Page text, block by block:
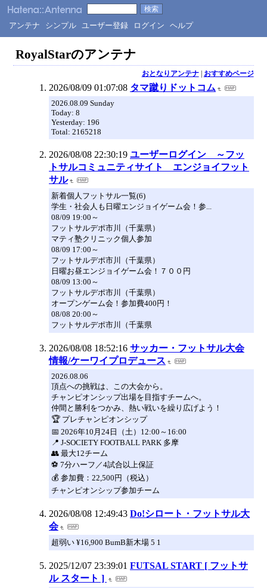
アンテナ シンプル ユーザー登録 ログイン ヘルプ
RoyalStarのアンテナ
おとなりアンテナ| おすすめページ
2026/08/09 01:07:08 タマ蹴りドットコム
2026.08.09 Sunday
Today: 8
Yesterday: 196
Total: 2165218
2026/08/08 22:30:19 ユーザーログイン ～フッ
トサルコミュニティサイト エンジョイフット
サル
新着個人フットサル一覧(6)
学生・社会人も日曜エンジョイゲーム会！参...
08/09 19:00～
フットサルデポ市川（千葉県）
マティ塾クリニック個人参加
08/09 17:00～
フットサルデポ市川（千葉県）
日曜お昼エンジョイゲーム会！７００円
08/09 13:00～
フットサルデポ市川（千葉県）
オープンゲーム会！参加費400円！
08/08 20:00～
フットサルデポ市川（千葉県
2026/08/08 18:52:16 サッカー・フットサル大会
情報/ケーワイプロデュース
2026.08.06
頂点への挑戦は、この大会から。
チャンピオンシップ出場を目指すチームへ。
仲間と勝利をつかみ、熱い戦いを繰り広げよう！
🏆 プレチャンピオンシップ
📅 2026年10月24日（土）12:00～16:00
📍 J-SOCIETY FOOTBALL PARK 多摩
👥 最大12チーム
⚽ 7分ハーフ／4試合以上保証
💰 参加費：22,500円（税込）
チャンピオンシップ参加チーム
2026/08/08 12:49:43 Do!シロート・フットサル大
会
超弱い ¥16,900 BumB新木場 5 1
2025/12/07 23:39:01 FUTSAL START [ フットサ
ル スタート ]